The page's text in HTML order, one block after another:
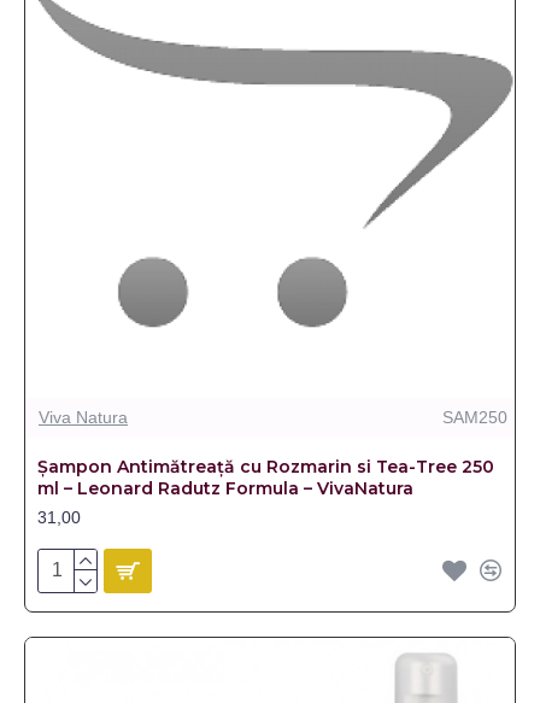
Viva Natura SAM250
Șampon Antimătreață cu Rozmarin si Tea-Tree 250
ml – Leonard Radutz Formula – VivaNatura
31,00